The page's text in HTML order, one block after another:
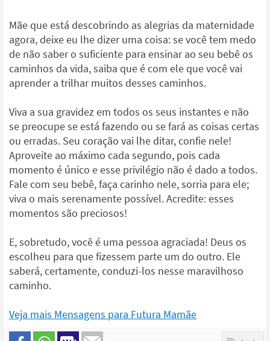
Mãe que está descobrindo as alegrias da maternidade
agora, deixe eu lhe dizer uma coisa: se você tem medo
de não saber o suficiente para ensinar ao seu bebê os
caminhos da vida, saiba que é com ele que você vai
aprender a trilhar muitos desses caminhos.
Viva a sua gravidez em todos os seus instantes e não
se preocupe se está fazendo ou se fará as coisas certas
ou erradas. Seu coração vai lhe ditar, confie nele!
Aproveite ao máximo cada segundo, pois cada
momento é único e esse privilégio não é dado a todos.
Fale com seu bebê, faça carinho nele, sorria para ele;
viva o mais serenamente possível. Acredite: esses
momentos são preciosos!
E, sobretudo, você é uma pessoa agraciada! Deus os
escolheu para que fizessem parte um do outro. Ele
saberá, certamente, conduzi-los nesse maravilhoso
caminho.
Veja mais Mensagens para Futura Mamãe